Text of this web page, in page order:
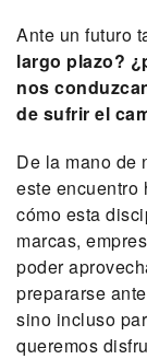
Ante un futuro
largo plazo?
nos
de sufrir el
De la mano de
este encuentro
cómo esta
marcas,
poder
prepararse
sino incluso
queremos